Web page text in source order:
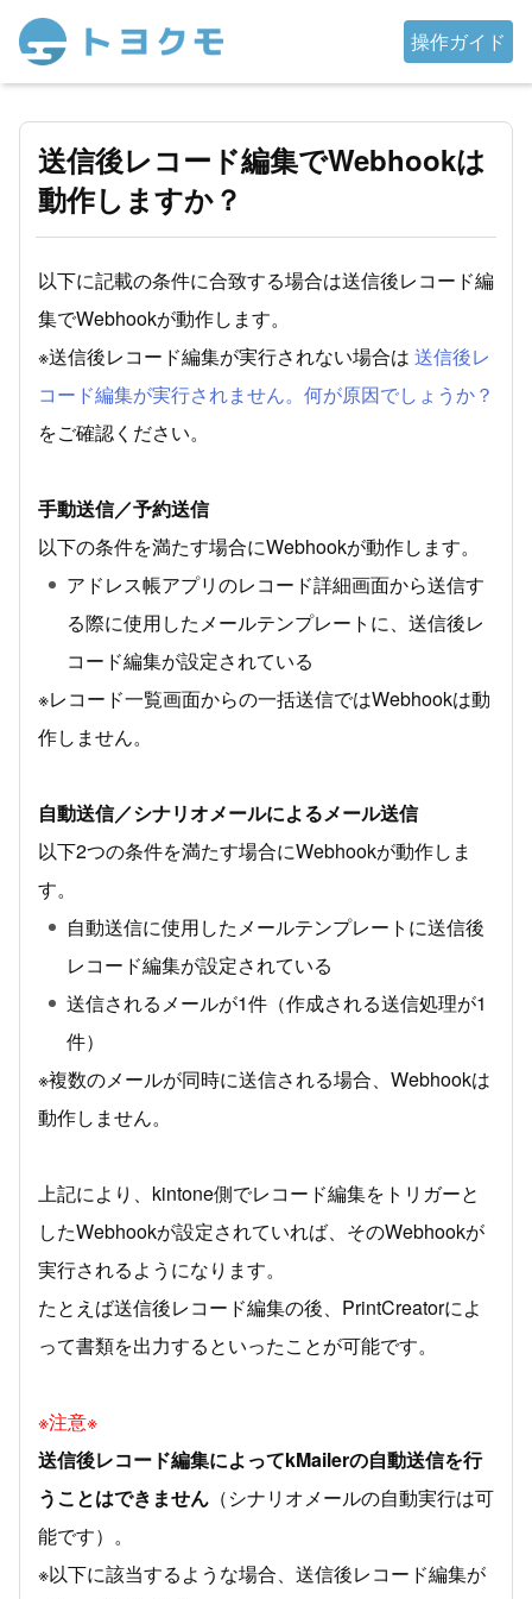
操作ガイド
送信後レコード編集でWebhookは
動作しますか？
以下に記載の条件に合致する場合は送信後レコード編
集でWebhookが動作します。
※送信後レコード編集が実行されない場合は 送信後レ
コード編集が実行されません。何が原因でしょうか？
をご確認ください。
手動送信／予約送信
以下の条件を満たす場合にWebhookが動作します。
アドレス帳アプリのレコード詳細画面から送信す
る際に使用したメールテンプレートに、送信後レ
コード編集が設定されている
※レコード一覧画面からの一括送信ではWebhookは動
作しません。
自動送信／シナリオメールによるメール送信
以下2つの条件を満たす場合にWebhookが動作しま
す。
自動送信に使用したメールテンプレートに送信後
レコード編集が設定されている
送信されるメールが1件（作成される送信処理が1
件）
※複数のメールが同時に送信される場合、Webhookは
動作しません。
上記により、kintone側でレコード編集をトリガーと
したWebhookが設定されていれば、そのWebhookが
実行されるようになります。
たとえば送信後レコード編集の後、PrintCreatorによ
って書類を出力するといったことが可能です。
※注意※
送信後レコード編集によってkMailerの自動送信を行
うことはできません （シナリオメールの自動実行は可
能です）。
※以下に該当するような場合、送信後レコード編集が